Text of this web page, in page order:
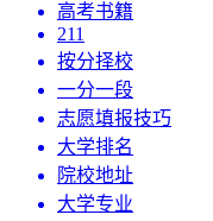
高考书籍
211
按分择校
一分一段
志愿填报技巧
大学排名
院校地址
大学专业